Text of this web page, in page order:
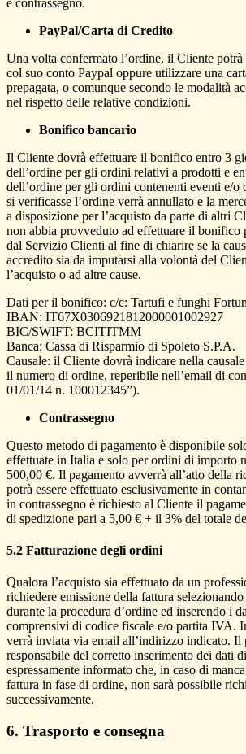
PayPal/Carta di Credito
Una volta confermato l’ordine, il Cliente potrà
col suo conto Paypal oppure utilizzare una
prepagata, o comunque secondo le modalità
nel rispetto delle relative condizioni.
Bonifico bancario
Il Cliente dovrà effettuare il bonifico entro 3
dell’ordine per gli ordini relativi a prodotti e
dell’ordine per gli ordini contenenti eventi e/o
si verificasse l’ordine verrà annullato e la
a disposizione per l’acquisto da parte di altri
non abbia provveduto ad effettuare il bonifico
dal Servizio Clienti al fine di chiarire se la
accredito sia da imputarsi alla volontà del
l’acquisto o ad altre cause.
Dati per il bonifico: c/c: Tartufi e funghi
IBAN: IT67X0306921812000001002927
BIC/SWIFT: BCITITMM
Banca: Cassa di Risparmio di Spoleto S.P.A.
Causale: il Cliente dovrà indicare nella
il numero di ordine, reperibile nell’email di
01/01/14 n. 100012345”).
Contrassegno
Questo metodo di pagamento è disponibile
effettuate in Italia e solo per ordini di importo
500,00 €. Il pagamento avverrà all’atto della
potrà essere effettuato esclusivamente in
in contrassegno è richiesto al Cliente il
di spedizione pari a 5,00 € + il 3% del totale
5.2 Fatturazione degli ordini
Qualora l’acquisto sia effettuato da un
richiedere emissione della fattura selezionando
durante la procedura d’ordine ed inserendo i
comprensivi di codice fiscale e/o partita IVA.
verrà inviata via email all’indirizzo indicato. Il
responsabile del corretto inserimento dei dati
espressamente informato che, in caso di
fattura in fase di ordine, non sarà possibile
successivamente.
6. Trasporto e consegna